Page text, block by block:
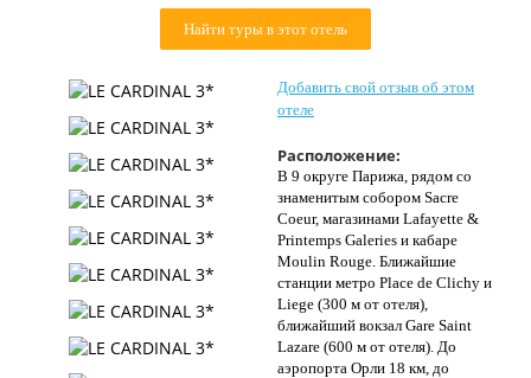
Контакты
Найти туры в этот отель
Добавить свой отзыв об этом
отеле
Расположение:
В 9 округе Парижа, рядом со
знаменитым собором Sacre
Coeur, магазинами Lafayette &
Printemps Galeries и кабаре
Moulin Rouge. Ближайшие
станции метро Place de Clichy и
Liеge (300 м от отеля),
ближайший вокзал Gare Saint
Lazare (600 м от отеля). До
аэропорта Орли 18 км, до